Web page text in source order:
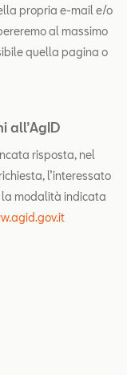
propria e-mail e/o
al massimo
quella pagina o
all’AgID
risposta, nel
l’interessato
la modalità indicata